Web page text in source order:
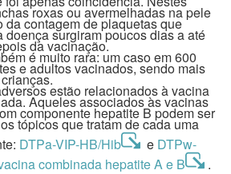
roxas ou avermelhadas na pele
da contagem de plaquetas que
doença surgiram poucos dias a até
da vacinação.
é muito rara: um caso em 600
e adultos vacinados, sendo mais
estão relacionados à vacina
Aqueles associados às vacinas
componente hepatite B podem ser
tópicos que tratam de cada uma
DTPa-VIP-HB/Hib e DTPw-
combinada hepatite A e B .